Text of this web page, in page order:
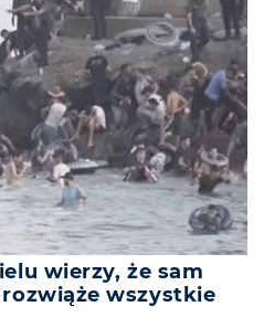
wierzy, że sam
wszystkie